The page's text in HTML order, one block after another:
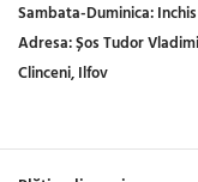
Sambata-Duminica:Inchis
Adresa:Șos Tudor
Clinceni, Ilfov